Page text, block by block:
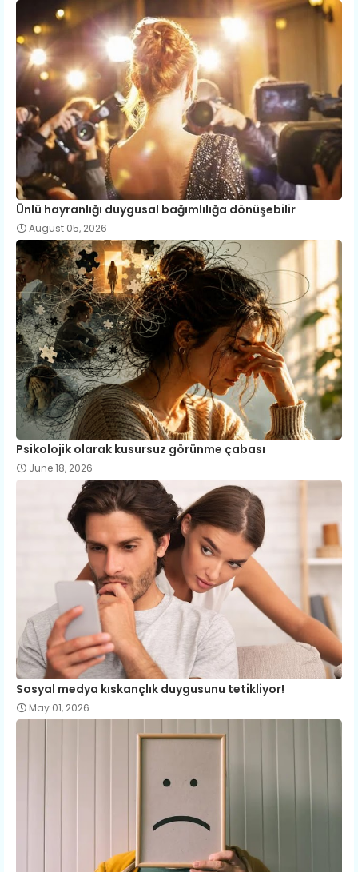
Ünlü hayranlığı duygusal bağımlılığa dönüşebilir
August 05, 2026
Psikolojik olarak kusursuz görünme çabası
June 18, 2026
Sosyal medya kıskançlık duygusunu tetikliyor!
May 01, 2026